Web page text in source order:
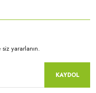
yararlanın.
KAYDOL